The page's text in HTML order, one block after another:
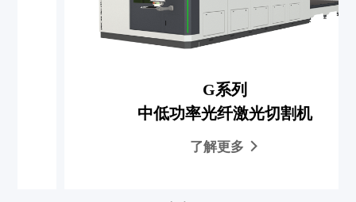
中低功率光纤激光切割机
了解更多